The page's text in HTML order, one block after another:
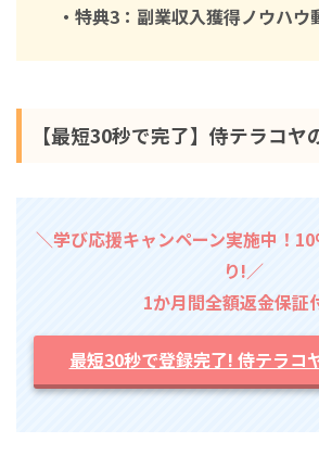
・特典3：副業収入獲得ノウハウ
【最短30秒で完了】侍テラコヤ
＼学び応援キャンペーン実施中！
り!／
1か月間全額返金保証
最短30秒で登録完了! 侍テラコ